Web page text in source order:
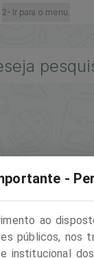
2- Ir para o menu.
-
ao
públicos, nos
institucional